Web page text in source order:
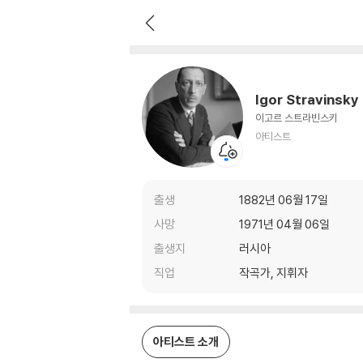
Igor Stravinsky
이고르 스트라빈스키
아티스트
출생
1882년 06월 17일
사망
1971년 04월 06일
출생지
러시아
직업
작곡가, 지휘자
아티스트 소개